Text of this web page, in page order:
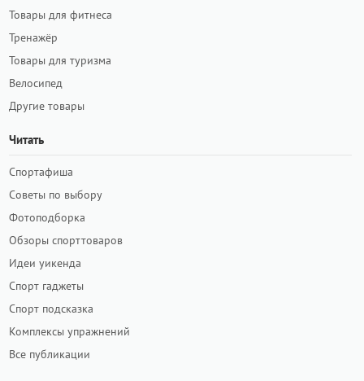
Товары для фитнеса
Тренажёр
Товары для туризма
Велосипед
Другие товары
Читать
Спортафиша
Советы по выбору
Фотоподборка
Обзоры спорттоваров
Идеи уикенда
Спорт гаджеты
Спорт подсказка
Комплексы упражнений
Все публикации